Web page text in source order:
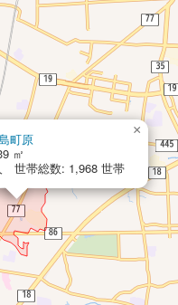
町原
㎡
世帯総数: 1,968 世帯
×